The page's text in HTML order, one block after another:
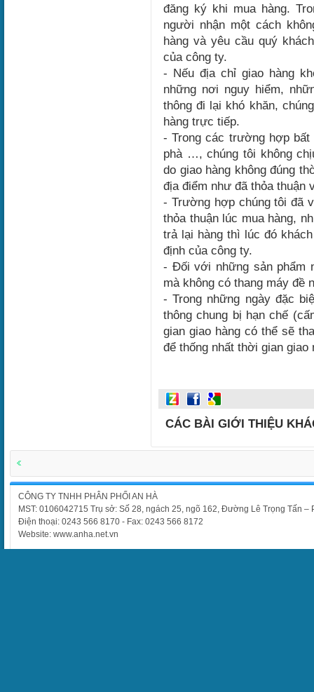
đăng ký khi mua hàng.
người nhận một cách
hàng và yêu cầu quý
của công ty.
- Nếu địa chỉ giao hàng
những nơi nguy hiểm,
thông đi lại khó khăn,
hàng trực tiếp.
- Trong các trường hợp
phà …, chúng tôi không
do giao hàng không đúng
địa điểm như đã thỏa thuận
- Trường hợp chúng tôi đã
thỏa thuận lúc mua hàng,
trả lại hàng thì lúc đó
định của công ty.
- Đối với những sản phẩm
mà không có thang máy đề
- Trong những ngày đặc
thông chung bị hạn chế
gian giao hàng có thể sẽ
để thống nhất thời gian giao
CÁC BÀI GIỚI THIỆU
CÔNG TY TNHH PHÂN PHỐI AN HÀ
MST: 0106042715 Trụ sở: Số 28, ngách 25, ngõ 162, Đường Lê Trọng Tấn
Điện thoại: 0243 566 8170 - Fax: 0243 566 8172
Website: www.anha.net.vn